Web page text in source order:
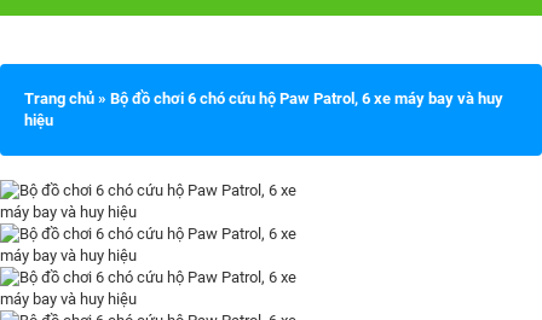
Trang chủ » Bộ đồ chơi 6 chó cứu hộ Paw Patrol, 6 xe máy bay và huy
hiệu